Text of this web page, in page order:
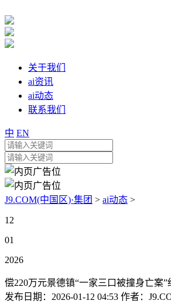
关于我们
ai资讯
ai动态
联系我们
中 EN
J9.COM(中国区)·集团 > ai动态 >
12
01
2026
偿220万元景德镇“一家三口被撞身亡案”
发布日期： 2026-01-12 04:53 作者：